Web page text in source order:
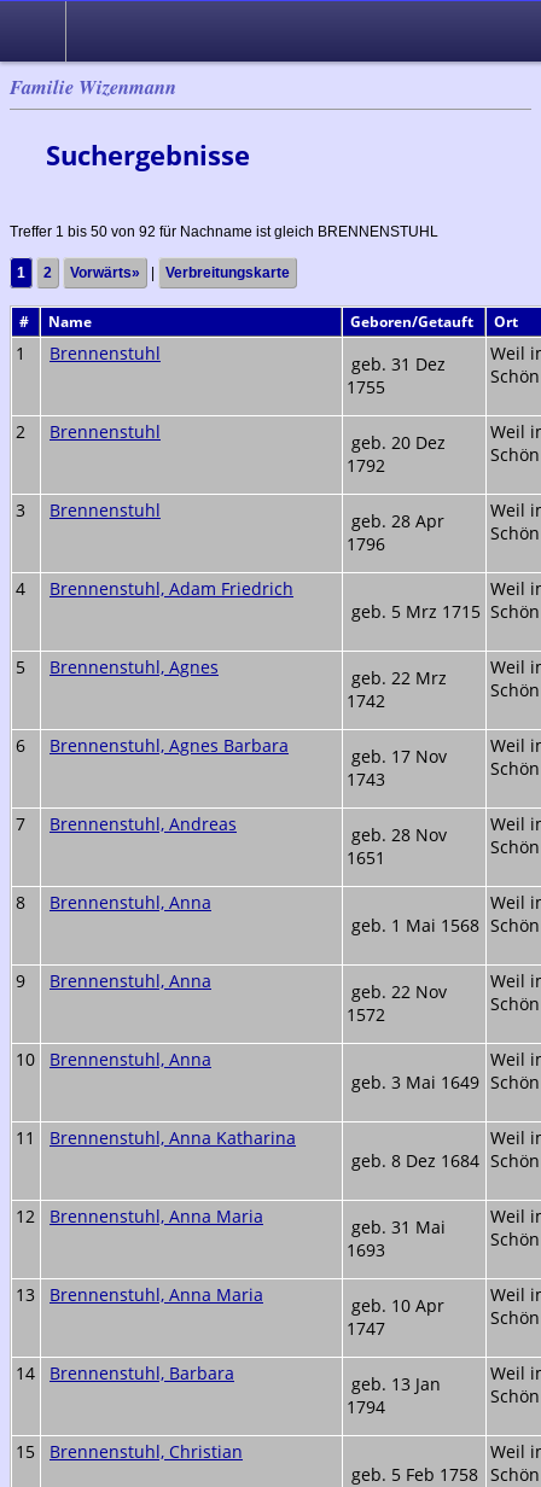
Familie Wizenmann
Suchergebnisse
Treffer 1 bis 50 von 92 für Nachname ist gleich BRENNENSTUHL
1 2 Vorwärts» | Verbreitungskarte
# Name Geboren/Getauft Ort
1 Brennenstuhl
geb. 31 Dez
1755
Weil
2 Brennenstuhl
geb. 20 Dez
1792
Weil
3 Brennenstuhl
geb. 28 Apr
1796
Weil
4
Brennenstuhl, Adam Friedrich
geb. 5 Mrz 1715
Weil
5 Brennenstuhl, Agnes
geb. 22 Mrz
1742
Weil
6 Brennenstuhl, Agnes Barbara
geb. 17 Nov
1743
Weil
7 Brennenstuhl, Andreas
geb. 28 Nov
1651
Weil
8
Brennenstuhl, Anna
geb. 1 Mai 1568
Weil
9 Brennenstuhl, Anna
geb. 22 Nov
1572
Weil
10
Brennenstuhl, Anna
geb. 3 Mai 1649
Weil
11
Brennenstuhl, Anna Katharina
geb. 8 Dez 1684
Weil
12 Brennenstuhl, Anna Maria
geb. 31 Mai
1693
Weil
13 Brennenstuhl, Anna Maria
geb. 10 Apr
1747
Weil
14 Brennenstuhl, Barbara
geb. 13 Jan
1794
Weil
15
Brennenstuhl, Christian
geb. 5 Feb 1758
Weil